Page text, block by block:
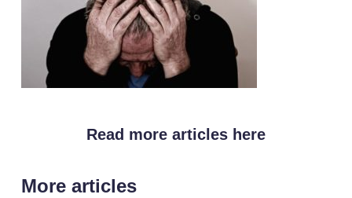
Read more articles here
More articles